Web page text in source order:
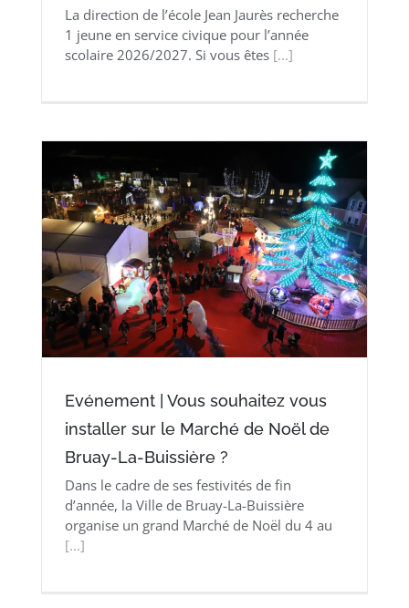
La direction de l’école Jean Jaurès recherche
1 jeune en service civique pour l’année
scolaire 2026/2027. Si vous êtes [...]
Evénement | Vous souhaitez vous
installer sur le Marché de Noël de
Bruay-La-Buissière ?
Dans le cadre de ses festivités de fin
d’année, la Ville de Bruay-La-Buissière
organise un grand Marché de Noël du 4 au
[...]